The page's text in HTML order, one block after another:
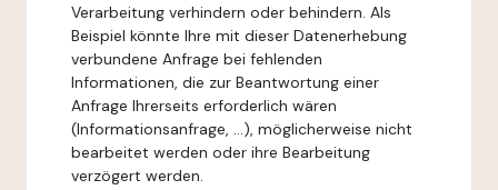
Verarbeitung verhindern oder behindern. Als
Beispiel könnte Ihre mit dieser Datenerhebung
verbundene Anfrage bei fehlenden
Informationen, die zur Beantwortung einer
Anfrage Ihrerseits erforderlich wären
(Informationsanfrage, ...), möglicherweise nicht
bearbeitet werden oder ihre Bearbeitung
verzögert werden.